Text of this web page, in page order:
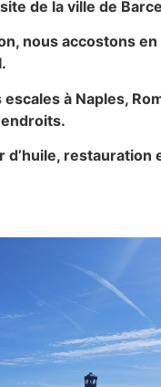
de la ville de
nous accostons en
à Naples,
restauration